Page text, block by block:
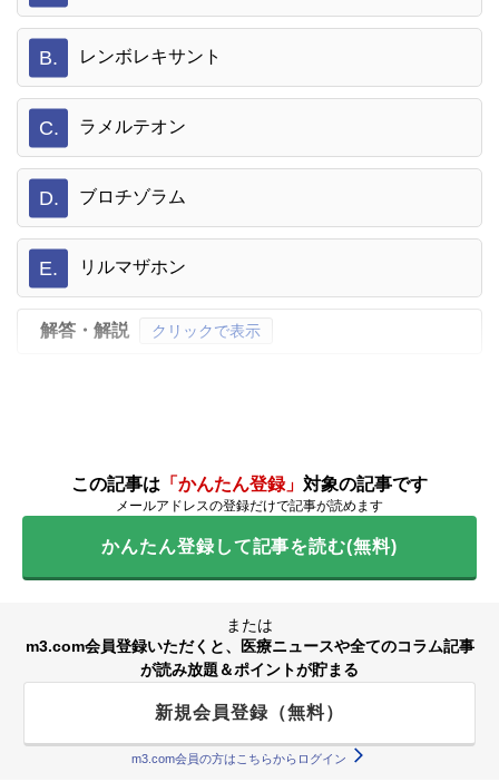
B. レンボレキサント
C. ラメルテオン
D. ブロチゾラム
E. リルマザホン
解答・解説 クリックで表示
この記事は 「かんたん登録」 対象の記事です
メールアドレスの登録だけで記事が読めます
かんたん登録して記事を読む(無料)
または
m3.com会員登録いただくと、医療ニュースや全てのコラム記事
が読み放題＆ポイントが貯まる
新規会員登録（無料）
m3.com会員の方はこちらからログイン